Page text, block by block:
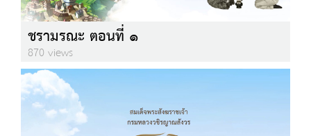
ชรามรณะ ตอนที่ ๑
870 views